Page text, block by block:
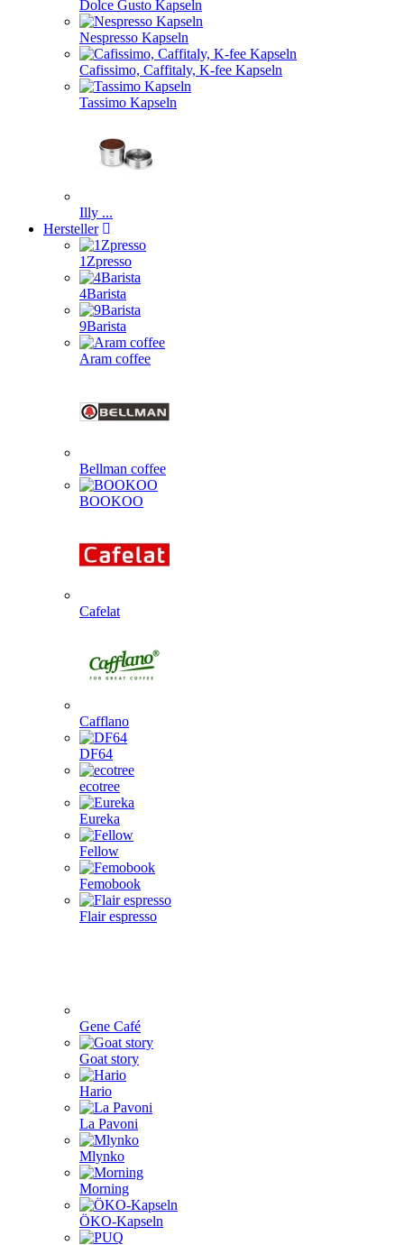
Dolce Gusto Kapseln
Nespresso Kapseln
Cafissimo, Caffitaly, K-fee Kapseln
Tassimo Kapseln
Illy ...
Hersteller
1Zpresso
4Barista
9Barista
Aram coffee
Bellman coffee
BOOKOO
Cafelat
Cafflano
DF64
ecotree
Eureka
Fellow
Femobook
Flair espresso
Gene Café
Goat story
Hario
La Pavoni
Mlynko
Morning
ÖKO-Kapseln